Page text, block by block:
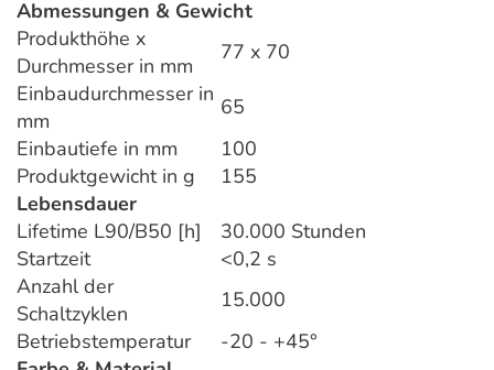
Abmessungen & Gewicht
Produkthöhe x
Durchmesser in mm
77 x 70
Einbaudurchmesser in
mm
65
Einbautiefe in mm
100
Produktgewicht in g
155
Lebensdauer
Lifetime L90/B50 [h]
30.000 Stunden
Startzeit
<0,2 s
Anzahl der
Schaltzyklen
15.000
Betriebstemperatur
-20 - +45°